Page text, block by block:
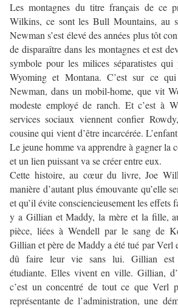
Les montagnes du titre français de ce
Wilkins, ce sont les Bull Mountains, au
Newman s’est élevé des années plus tôt
de disparaître dans les montagnes et est
symbole pour les milices séparatistes
Wyoming et Montana. C’est sur ce
Newman, dans un mobil-home, que vit
modeste employé de ranch. Et c’est à
services sociaux viennent confier
cousine qui vient d’être incarcérée.
Le jeune homme va apprendre à gagner la
et un lien puissant va se créer entre eux.
Cette histoire, au cœur du livre, Joe
manière d’autant plus émouvante qu’elle
et qu’il évite consciencieusement les effets
y a Gillian et Maddy, la mère et la fille,
pièce, liées à Wendell par le sang de
Gillian et père de Maddy a été tué par Verl
dû faire leur vie sans lui. Gillian est
étudiante. Elles vivent en ville. Gillian,
c’est un concentré de tout ce que Verl
représentante de l’administration, une